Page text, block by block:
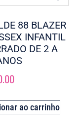
88 BLAZER
INFANTIL
DE 2 A
ao carrinho